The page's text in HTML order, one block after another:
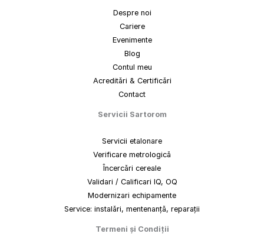
Despre noi
Cariere
Evenimente
Blog
Contul meu
Acreditări & Certificări
Contact
Servicii Sartorom
Servicii etalonare
Verificare metrologică
Încercări cereale
Validari / Calificari IQ, OQ
Modernizari echipamente
Service: instalări, mentenanță, reparații
Termeni și Condiții